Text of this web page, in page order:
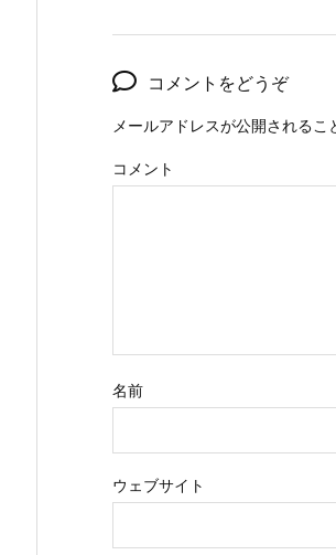
コメントをどうぞ
メールアドレスが公開されるこ
コメント
名前
ウェブサイト